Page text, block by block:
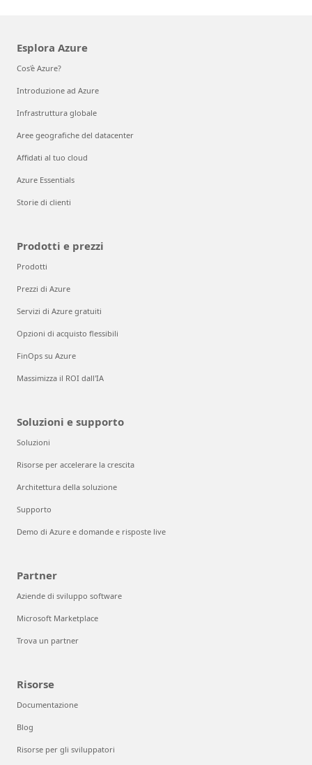
Esplora Azure
Cos'è Azure?
Introduzione ad Azure
Infrastruttura globale
Aree geografiche del datacenter
Affidati al tuo cloud
Azure Essentials
Storie di clienti
Prodotti e prezzi
Prodotti
Prezzi di Azure
Servizi di Azure gratuiti
Opzioni di acquisto flessibili
FinOps su Azure
Massimizza il ROI dall'IA
Soluzioni e supporto
Soluzioni
Risorse per accelerare la crescita
Architettura della soluzione
Supporto
Demo di Azure e domande e risposte live
Partner
Aziende di sviluppo software
Microsoft Marketplace
Trova un partner
Risorse
Documentazione
Blog
Risorse per gli sviluppatori